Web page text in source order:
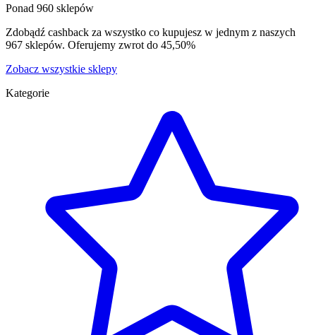
Ponad 960 sklepów
Zdobądź cashback za wszystko co kupujesz w jednym z naszych
967 sklepów. Oferujemy zwrot do 45,50%
Zobacz wszystkie sklepy
Kategorie